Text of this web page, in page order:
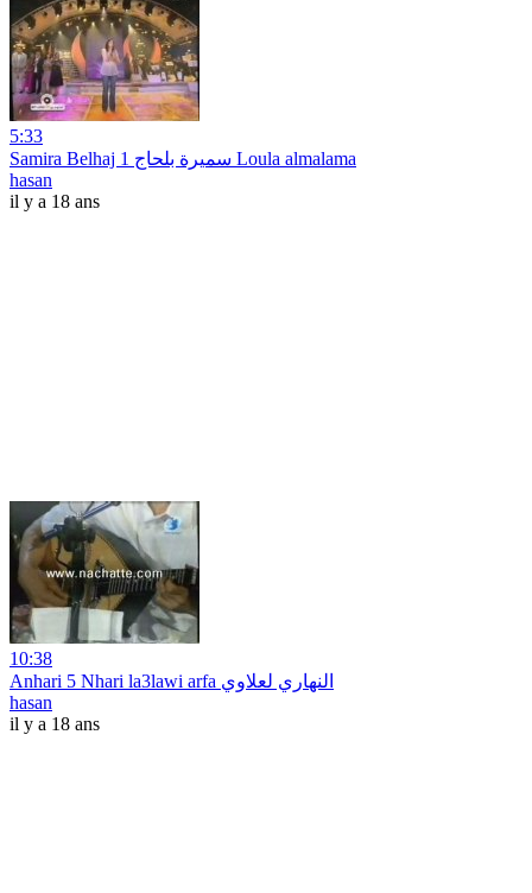
5:33
Samira Belhaj سميرة بلحاج 1 Loula almalama
hasan
il y a 18 ans
10:38
Anhari 5 Nhari la3lawi arfa النهاري لعلاوي
hasan
il y a 18 ans